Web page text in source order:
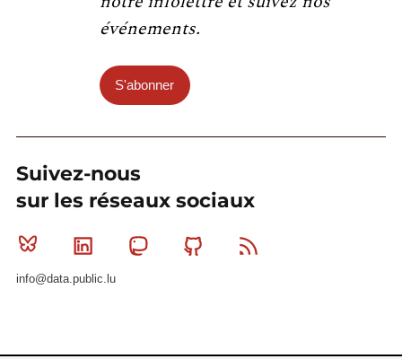
événements.
S'abonner
Suivez-nous
sur les réseaux sociaux
Bluesky Linkedin MastodonGithub
info@data.public.lu